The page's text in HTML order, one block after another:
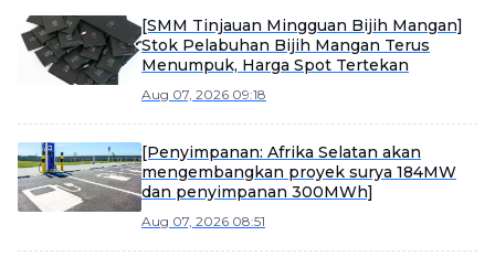
[SMM Tinjauan Mingguan Bijih Mangan]
Stok Pelabuhan Bijih Mangan Terus
Menumpuk, Harga Spot Tertekan
Aug 07, 2026 09:18
[Penyimpanan: Afrika Selatan akan
mengembangkan proyek surya 184MW
dan penyimpanan 300MWh]
Aug 07, 2026 08:51